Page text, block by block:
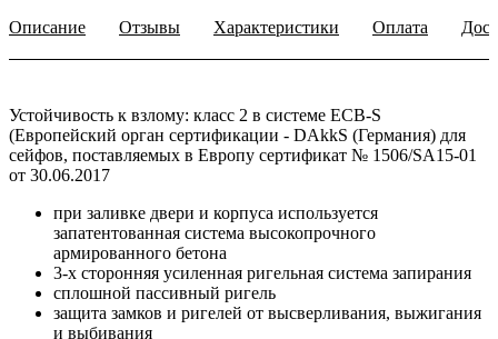
Описание Отзывы Характеристики Оплата
Устойчивость к взлому: класс 2 в системе ECB-S
(Европейский орган сертификации - DAkkS (Германия) для
сейфов, поставляемых в Европу сертификат № 1506/SA15-01
от 30.06.2017
при заливке двери и корпуса используется
запатентованная система высокопрочного
армированного бетона
3-х сторонняя усиленная ригельная система запирания
сплошной пассивный ригель
защита замков и ригелей от высверливания, выжигания
и выбивания